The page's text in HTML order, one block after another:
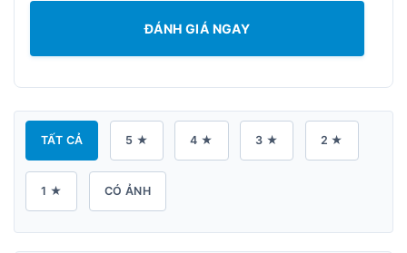
ĐÁNH GIÁ NGAY
TẤT CẢ 5 ★ 4 ★ 3 ★ 2 ★
1 ★ CÓ ẢNH